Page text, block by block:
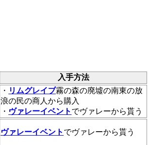
入手方法
・ リムグレイブ霧の森の廃墟の南東の放
浪の民の商人から購入
・ ヴァレーイベント でヴァレーから貰う
ヴァレーイベント でヴァレーから貰う